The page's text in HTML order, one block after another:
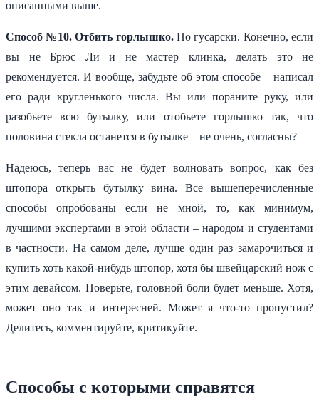
описанными выше.
Способ №10. Отбить горлышко.По гусарски. Конечно, если
вы не Брюс Ли и не мастер клинка, делать это не
рекомендуется. И вообще, забудьте об этом способе – написал
его ради кругленького числа. Вы или пораните руку, или
разобьете всю бутылку, или отобьете горлышко так, что
половина стекла останется в бутылке – не очень, согласны?
Надеюсь, теперь вас не будет волновать вопрос, как без
штопора открыть бутылку вина. Все вышеперечисленные
способы опробованы если не мной, то, как минимум,
лучшими экспертами в этой области – народом и студентами
в частности. На самом деле, лучше один раз замарочиться и
купить хоть какой-нибудь штопор, хотя бы швейцарский нож с
этим девайсом. Поверьте, головной боли будет меньше. Хотя,
может оно так и интересней. Может я что-то пропустил?
Делитесь, комментируйте, критикуйте.
Способы с которыми справятся